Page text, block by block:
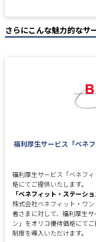
さらにこんな魅力的なサ
福利厚生サービス「ベネ
福利厚生サービス「ベネフ
格にてご提供いたします。
「ベネフィット・ステーシ
株式会社ベネフィット・ワ
者さまに対して、福利厚生
ン」をオリコ優待価格にて
制度を導入いただけます。